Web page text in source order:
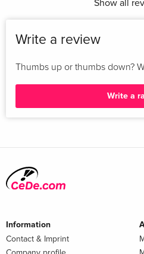
Show all
Write a review
Thumbs up or thumbs down?
Write a
Information
Contact & Imprint